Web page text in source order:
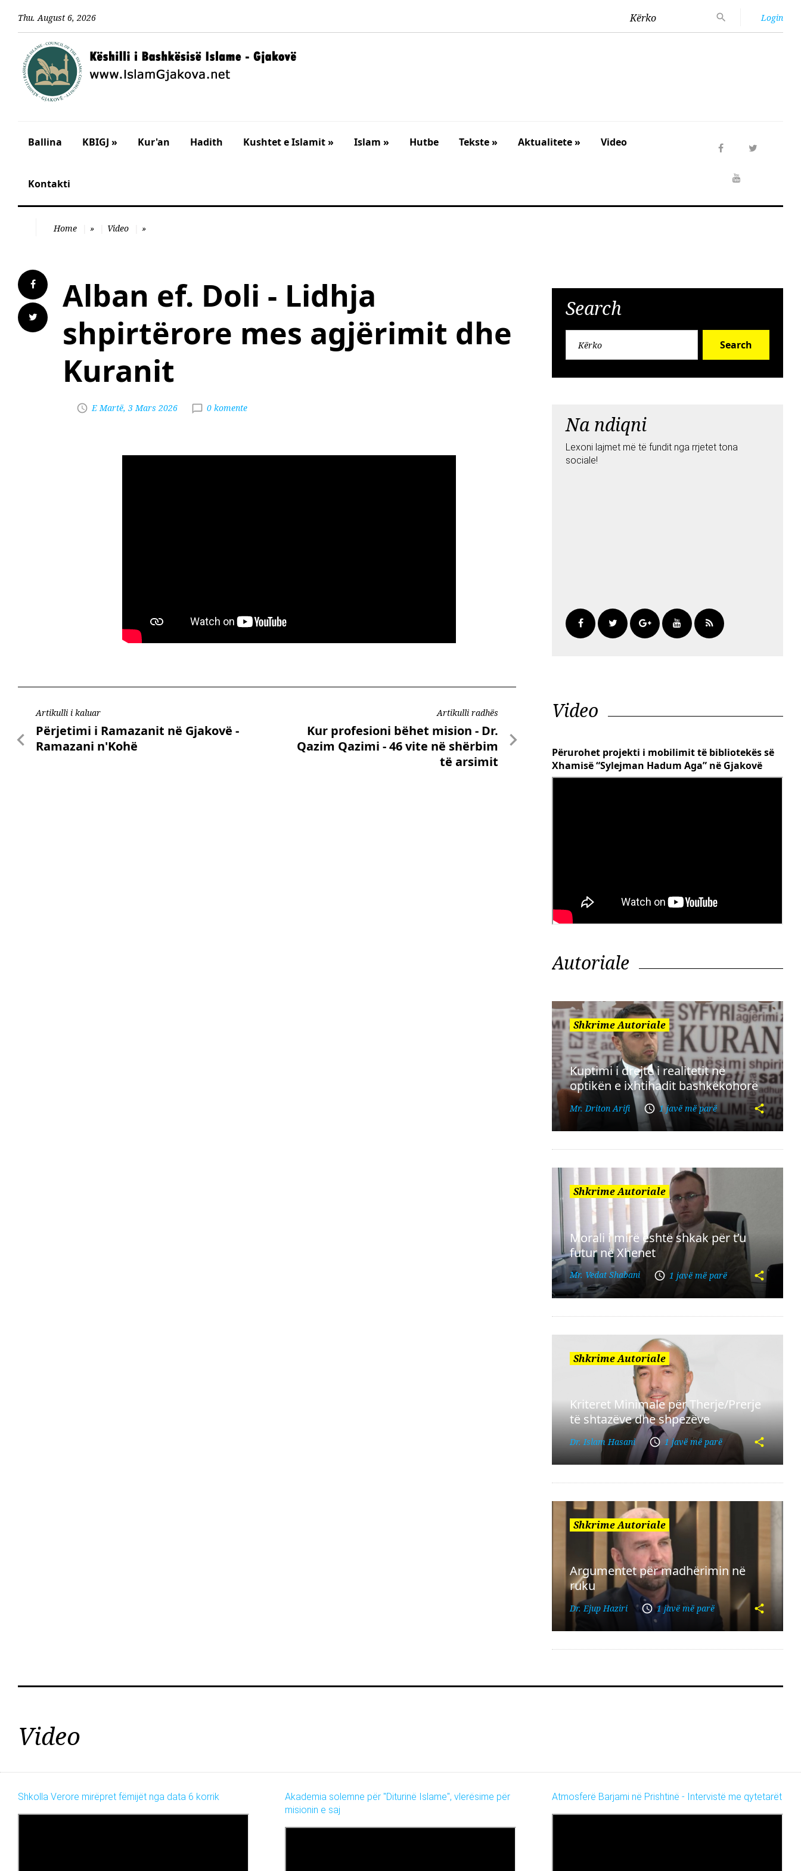
Thu. August 6, 2026 Kërko Login
Ballina KBIGJ » Kur'an Hadith Kushtet e Islamit » Islam » Hutbe Tekste » Aktualitete » Video
Kontakti
Home » Video »
Alban ef. Doli - Lidhja
shpirtërore mes agjërimit dhe
Kuranit
E Martë, 3 Mars 2026 0 komente
Artikulli i kaluar
Përjetimi i Ramazanit në Gjakovë -
Ramazani n'Kohë
Artikulli radhës
Kur profesioni bëhet mision - Dr.
Qazim Qazimi - 46 vite në shërbim
të arsimit
Search
Search
Na ndiqni
Lexoni lajmet më të fundit nga rrjetet tona
sociale!
Video
Përurohet projekti i mobilimit të bibliotekës së
Xhamisë “Sylejman Hadum Aga” në Gjakovë
Autoriale
Shkrime Autoriale
Kuptimi i drejtë i realitetit në
optikën e ixhtihadit bashkëkohorë
Mr. Driton Arifi 1 javë më parë
Shkrime Autoriale
Morali i mirë është shkak për t’u
futur në Xhenet
Mr. Vedat Shabani 1 javë më parë
Shkrime Autoriale
Kriteret Minimale për Therje/Prerje
të shtazëve dhe shpezëve
Dr. Islam Hasani 1 javë më parë
Shkrime Autoriale
Argumentet për madhërimin në
ruku
Dr. Ejup Haziri 1 javë më parë
Video
Shkolla Verore mirëpret fëmijët nga data 6 korrik
Akademia solemne për "Diturinë Islame", vlerësime për
misionin e saj
Atmosferë Barjami në Prishtinë - Intervistë me qytetarët